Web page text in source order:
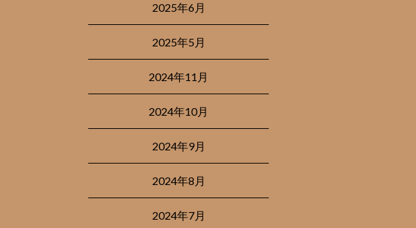
2025年6月
2025年5月
2024年11月
2024年10月
2024年9月
2024年8月
2024年7月